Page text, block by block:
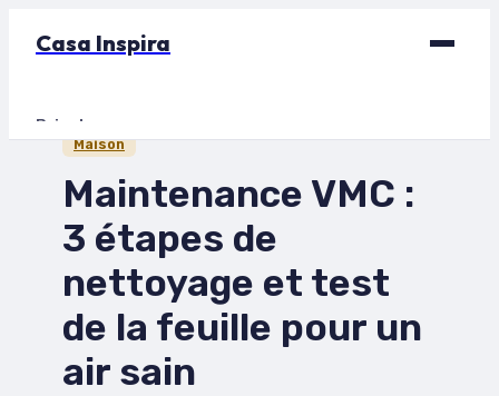
Casa Inspira
Bricolage
Maison
Maintenance VMC :
3 étapes de
nettoyage et test
de la feuille pour un
air sain